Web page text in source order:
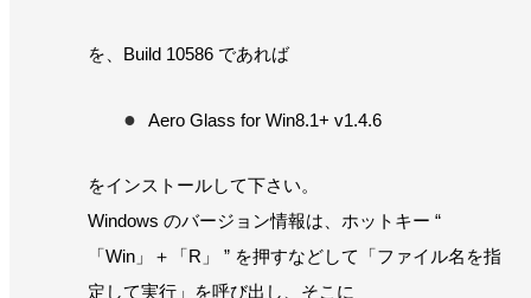
を、Build 10586 であれば
Aero Glass for Win8.1+ v1.4.6
をインストールして下さい。
Windows のバージョン情報は、ホットキー “
「Win」＋「R」 ” を押すなどして「ファイル名を指
定して実行」を呼び出し、そこに